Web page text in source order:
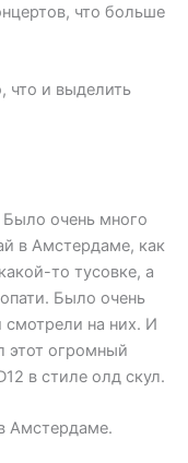
что больше
что и выделить
очень много
в Амстердаме, как
то тусовке, а
Было очень
на них. И
этот огромный
в стиле олд скул.
Амстердаме.